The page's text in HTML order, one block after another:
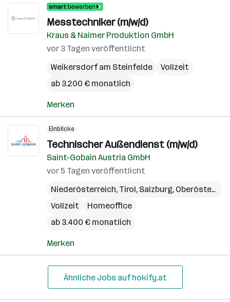
Messtechniker (m/w/d)
Kraus & Naimer Produktion GmbH
vor 3 Tagen veröffentlicht
Weikersdorf am Steinfelde
Vollzeit
ab 3.200 € monatlich
Merken
Einblicke
Technischer Außendienst (m/w/d)
Saint-Gobain Austria GmbH
vor 5 Tagen veröffentlicht
Niederösterreich, Tirol, Salzburg, Oberösterreich
Vollzeit
Homeoffice
ab 3.400 € monatlich
Merken
Ähnliche Jobs auf hokify.at